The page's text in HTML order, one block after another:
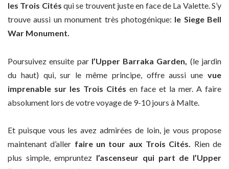
les Trois Cités qui se trouvent juste en face de La Valette. S’y
trouve aussi un monument très photogénique: le Siege Bell
War Monument.
Poursuivez ensuite par l’Upper Barraka Garden, (le jardin
du haut) qui, sur le même principe, offre aussi une vue
imprenable sur les Trois Cités en face et la mer. A faire
absolument lors de votre voyage de 9-10 jours à Malte.
Et puisque vous les avez admirées de loin, je vous propose
maintenant d’aller faire un tour aux Trois Cités. Rien de
plus simple, empruntez l’ascenseur qui part de l’Upper